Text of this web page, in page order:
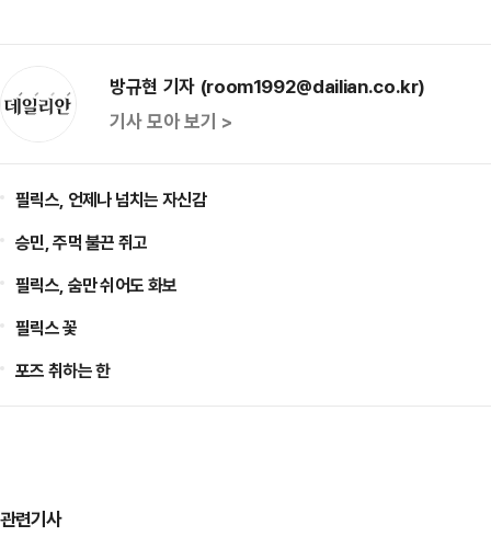
방규현 기자 (room1992@dailian.co.kr)
기사 모아 보기 >
필릭스, 언제나 넘치는 자신감
승민, 주먹 불끈 쥐고
필릭스, 숨만 쉬어도 화보
필릭스 꽃
포즈 취하는 한
관련기사